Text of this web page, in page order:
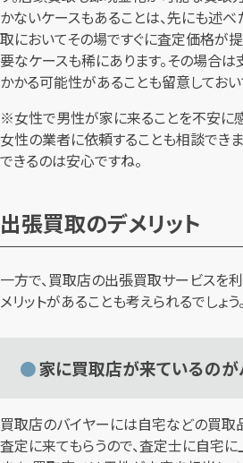
かないケースもあることは、先にも述べ
取においてその場ですぐに査定価格が
要なケースも稀にあります。その場合
かかる可能性があることも留意しておい
※女性で男性が家に来ることを不安に
女性の業者に依頼することも相談でき
できるのは安心ですね。
出張買取のデメリット
一方で、買取店の出張買取サービスを
メリットがあることも考えられるでしょう。
家に買取店が来ているのが
買取店のバイヤーには自宅などの買
査定に来てもらうので、査定士に自宅